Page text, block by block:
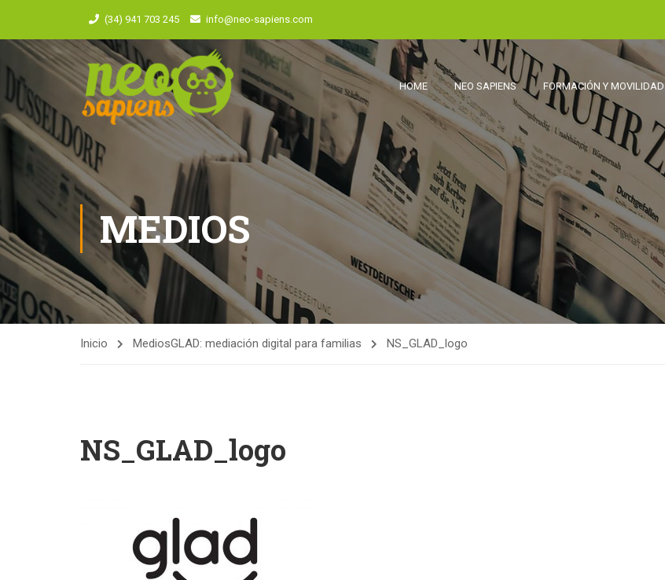
(34) 941 703 245 info@neo-sapiens.com
HOME NEO SAPIENS FORMACIÓN Y MOVILIDAD
MEDIOS
Inicio MediosGLAD: mediación digital para familias NS_GLAD_logo
NS_GLAD_logo